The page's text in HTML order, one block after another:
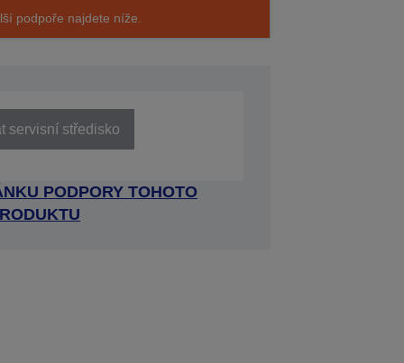
podpoře najdete níže.
servisní středisko
PODPORY TOHOTO